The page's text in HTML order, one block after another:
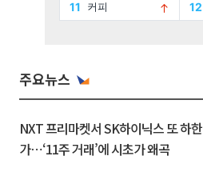
주요뉴스
NXT 프리마켓서 SK하이닉스 또 하한
가⋯‘11주 거래’에 시초가 왜곡